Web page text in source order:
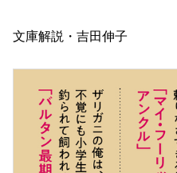
文庫解説・吉田伸子